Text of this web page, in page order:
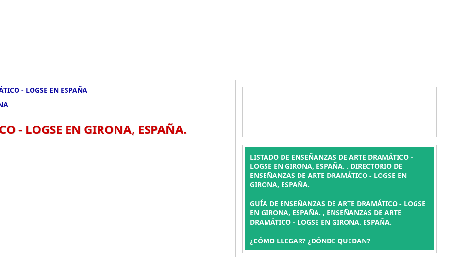
- LOGSE EN ESPAÑA
- LOGSE EN GIRONA, ESPAÑA.
LISTADO DE ENSEÑANZAS DE ARTE DRAMÁTICO -
LOGSE EN GIRONA, ESPAÑA. . DIRECTORIO DE
ENSEÑANZAS DE ARTE DRAMÁTICO - LOGSE EN
GIRONA, ESPAÑA.
GUÍA DE ENSEÑANZAS DE ARTE DRAMÁTICO - LOGSE
EN GIRONA, ESPAÑA. , ENSEÑANZAS DE ARTE
DRAMÁTICO - LOGSE EN GIRONA, ESPAÑA.
¿CÓMO LLEGAR? ¿DÓNDE QUEDAN?